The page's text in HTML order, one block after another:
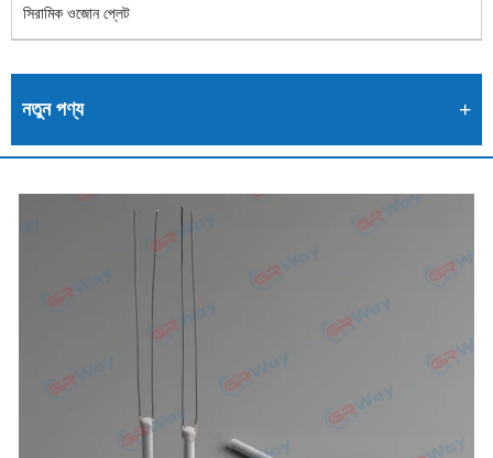
সিরামিক ওজোন প্লেট
নতুন পণ্য